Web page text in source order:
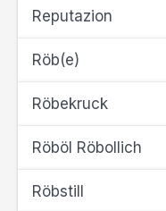
Reputazion
Röb(e)
Röbekruck
Röböl Röbollich
Röbstill